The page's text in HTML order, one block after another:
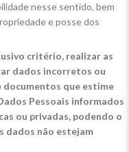
nesse sentido, bem
e posse dos
critério, realizar as
dados incorretos ou
que estime
Pessoais informados
ou privadas, podendo o
dados não estejam